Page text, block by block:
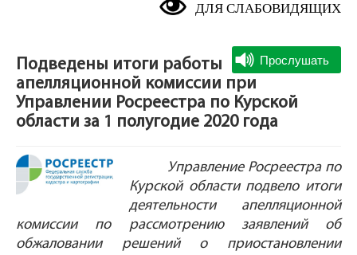
ДЛЯ СЛАБОВИДЯЩИХ
Подведены итоги работы
апелляционной комиссии при
Управлении Росреестра по Курской
области за 1 полугодие 2020 года
Управление Росреестра по
Курской области подвело итоги
деятельности апелляционной
комиссии по рассмотрению заявлений об
обжаловании решений о приостановлении